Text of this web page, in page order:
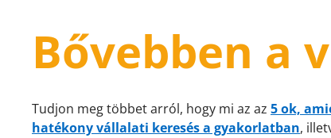
Bővebben a
Tudjon meg többet arról, hogy mi az az 5 ok,
hatékony vállalati keresés a gyakorlatban,